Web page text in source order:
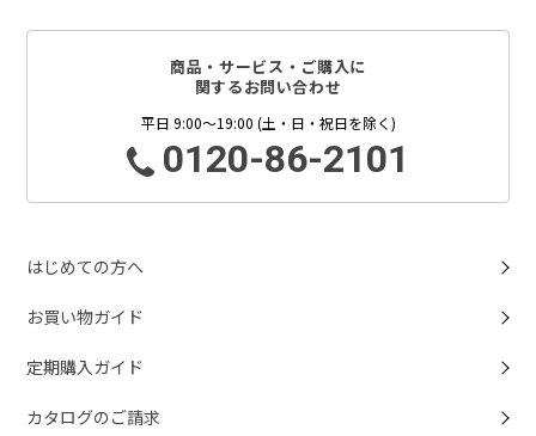
商品・サービス・ご購入に
関するお問い合わせ
平日 9:00～19:00 (土・日・祝日を除く)
0120-86-2101
はじめての方へ
お買い物ガイド
定期購入ガイド
カタログのご請求